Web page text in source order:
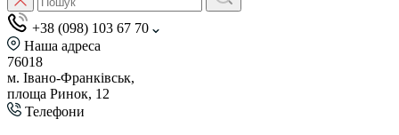
+38 (098) 103 67 70
Наша адреса
76018
м. Івано-Франківськ,
площа Ринок, 12
Телефони